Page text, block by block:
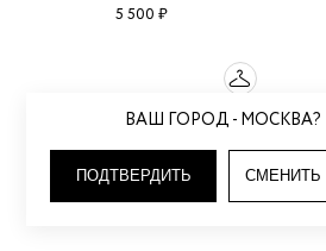
ВАШ ГОРОД - МОСКВА?
ПОДТВЕРДИТЬ СМЕНИТЬ
5 500 ₽